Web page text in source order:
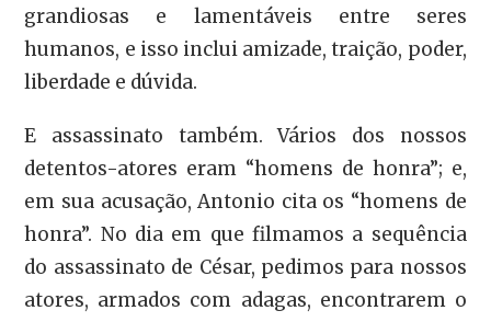
grandiosas e lamentáveis entre seres
humanos, e isso inclui amizade, traição, poder,
liberdade e dúvida.
E assassinato também. Vários dos nossos
detentos-atores eram “homens de honra”; e,
em sua acusação, Antonio cita os “homens de
honra”. No dia em que filmamos a sequência
do assassinato de César, pedimos para nossos
atores, armados com adagas, encontrarem o